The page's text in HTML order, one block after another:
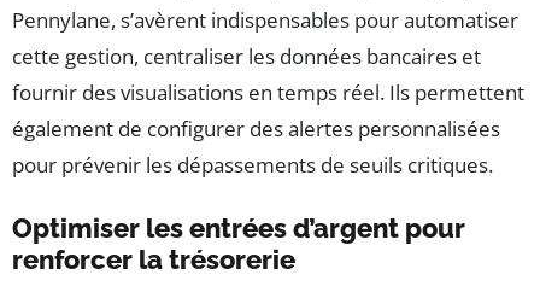
Pennylane, s’avèrent indispensables pour automatiser
cette gestion, centraliser les données bancaires et
fournir des visualisations en temps réel. Ils permettent
également de configurer des alertes personnalisées
pour prévenir les dépassements de seuils critiques.
Optimiser les entrées d’argent pour
renforcer la trésorerie